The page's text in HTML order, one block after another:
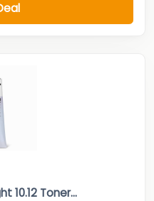
10.12 Toner...